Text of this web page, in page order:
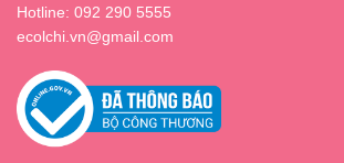
Hotline: 092 290 5555
ecolchi.vn@gmail.com